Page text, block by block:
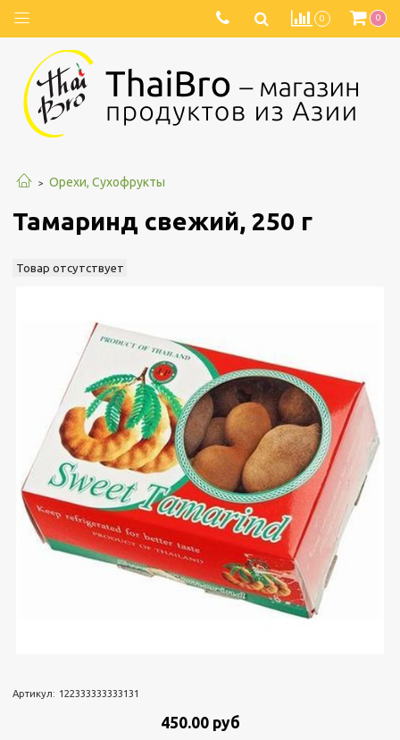
0 0
Орехи, Сухофрукты
Тамаринд свежий, 250 г
Товар отсутствует
Артикул: 122333333333131
450.00 руб